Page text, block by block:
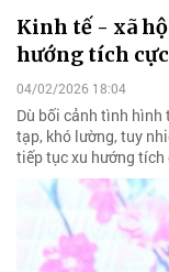
Kinh tế - xã
hướng tích cực
04/02/2026 18:04
Dù bối cảnh tình
tạp, khó lường, tuy
tiếp tục xu hướng